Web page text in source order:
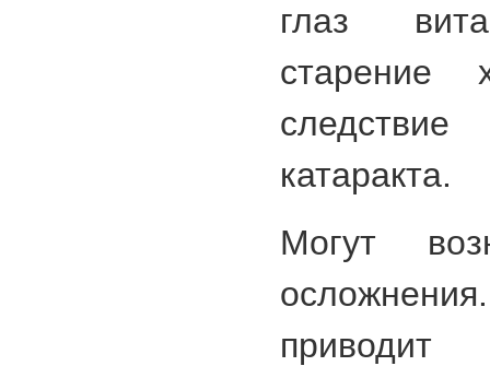
глаз
старение
катаракта.
Могут